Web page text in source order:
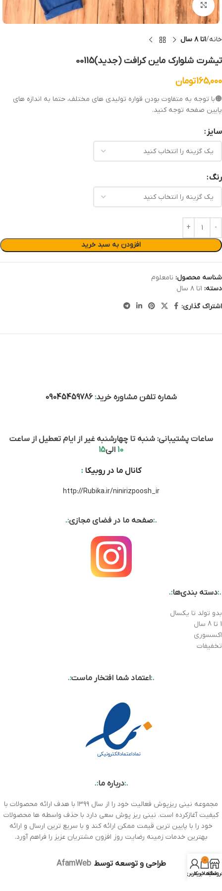
بزرگنمایی تصویر
خانه ۱تا ۸ سال
تیشرت شلوارک ماین کرافت (جدید)00115
165,000تومان
🟠با توجه به متفاوت بودن قواره تولیدی های مختلف، حتما به اندازه های
پایین صفحه توجه کنید.
سایز
رنگ
افزودن به سبد خرید
شناسه محصول: نامعلوم
دسته: ۱تا ۸ سال
اشتراک گذاری:
شماره تلفن مشاوره خرید:
09045459786
ساعات پشتیبانی: شنبه تا چهارشنبه غیر از ایام تعطیل از ساعت
10 الی15
کانال ما در روبیکا:
http://Rubika.ir/ninirizpoosh_ir
.:صفحه ما در فضای مجازی:.
.:دسته بندی‌ها:.
بدو تولد تا یکسال
1 تا 8 سال
اکسسوری
تخفیفات
.:اعتماد شما افتخار ماست:.
.:درباره ما:.
مجموعه نینی ریزپوش فعالیت خود را از سال ۱۳۹۹ با هدف ارائه محصولات با
کیفیت آغازکرده است. نینی ریز پوش سعی دارد با حذف واسطه ها محصولات
خود را با پایین ترین قیمت ممکن ارائه کند و با سریع ترین ارسال و ارائه
بهترین خدمات زمینه رضایت روز افزون مشتریان عزیز را فراهم آورد.
طراحی و توسعه توسطAfamWeb 0
سبد خرید
حساب کاربری من